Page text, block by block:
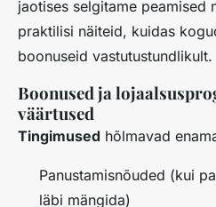
jaotises selgitame peamised
praktilisi näiteid, kuidas
boonuseid vastutustundlikult.
Boonused ja
väärtused
Tingimused hõlmavad
Panustamisnõuded (kui
läbi mängida)